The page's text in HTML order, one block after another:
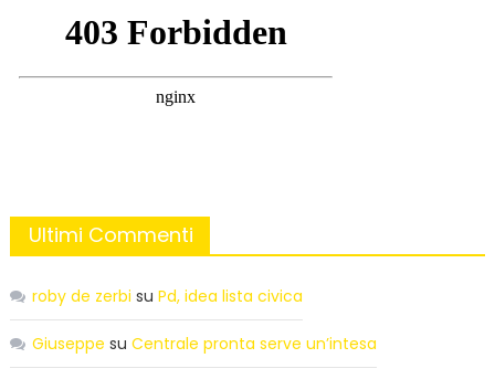
Ultimi Commenti
roby de zerbi su Pd, idea lista civica
Giuseppe su Centrale pronta serve un’intesa